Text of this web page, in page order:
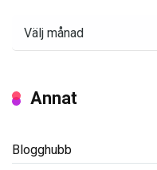
Annat
Blogghubb